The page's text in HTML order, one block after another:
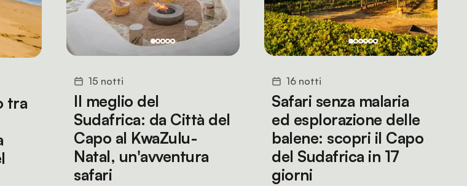
tra
15 notti
Il meglio del
Sudafrica: da Città del
Capo al KwaZulu-
Natal, un'avventura
safari
16 notti
Safari senza malaria
ed esplorazione delle
balene: scopri il Capo
del Sudafrica in 17
giorni